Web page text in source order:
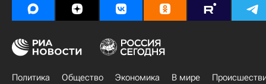
Политика Общество Экономика В мире